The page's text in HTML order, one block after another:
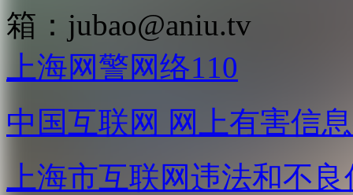
箱： jubao@aniu.tv
上海网警网络110
中国互联网 网上有害信
上海市互联网违法和不